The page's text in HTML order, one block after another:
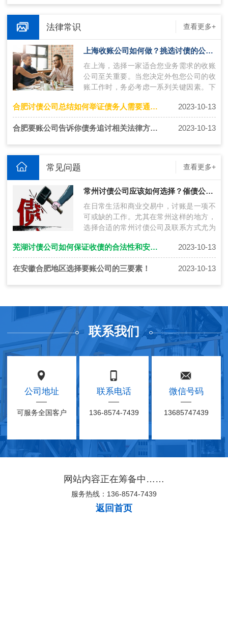
法律常识 查看更多+
上海收账公司如何做？挑选讨债的公司技巧
在上海，选择一家适合您业务需求的收账
公司至关重要。当您决定外包您公司的收
账工作时，务必考虑一系列关键因素。下
挑…
合肥讨债公司总结如何举证债务人需要通过哪些途径？ 2023-10-13
合肥要账公司告诉你债务追讨相关法律方式有哪些？ 2023-10-13
常见问题 查看更多+
常州讨债公司应该如何选择？催债公司联系方式获得技巧
在日常生活和商业交易中，讨账是一项不
可或缺的工作。尤其在常州这样的地方，
选择合适的常州讨债公司及联系方式尤为
选…
芜湖讨债公司如何保证收债的合法性和安全性 2023-10-13
在安徽合肥地区选择要账公司的三要素！ 2023-10-13
联系我们
公司地址
可服务全国客户
联系电话
136-8574-7439
微信号码
13685747439
网站内容正在筹备中……
服务热线：136-8574-7439
返回首页